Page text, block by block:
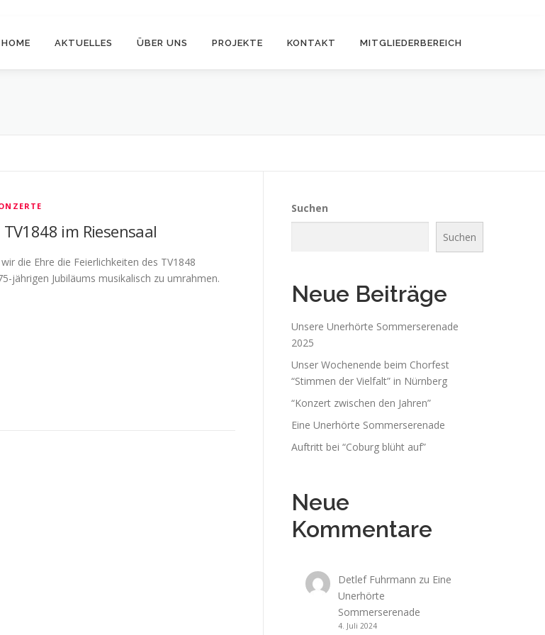
HOME AKTUELLES ÜBER UNS PROJEKTE KONTAKT MITGLIEDERBEREICH
im Riesensaal
die Ehre die Feierlichkeiten des TV1848
jährigen Jubiläums musikalisch zu umrahmen.
Suchen
Suchen
Neue Beiträge
Unsere Unerhörte Sommerserenade
2025
Unser Wochenende beim Chorfest
“Stimmen der Vielfalt” in Nürnberg
“Konzert zwischen den Jahren”
Eine Unerhörte Sommerserenade
Auftritt bei “Coburg blüht auf”
Neue
Kommentare
Detlef Fuhrmann zu Eine
Unerhörte
Sommerserenade
4. Juli 2024